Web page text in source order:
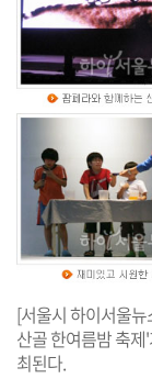
[서울시 하이서울
산골 한여름밤 축
최된다.